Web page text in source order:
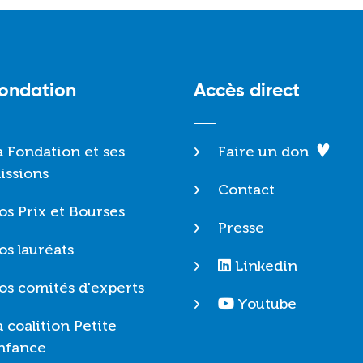
Fondation et ses
Prix et Bourses
lauréats
comités d'experts
coalition Petite
Accès direct
Faire un don
Contact
Presse
Linkedin
Youtube